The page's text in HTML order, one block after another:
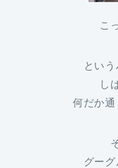
こ
とい
し
何だか通
グー